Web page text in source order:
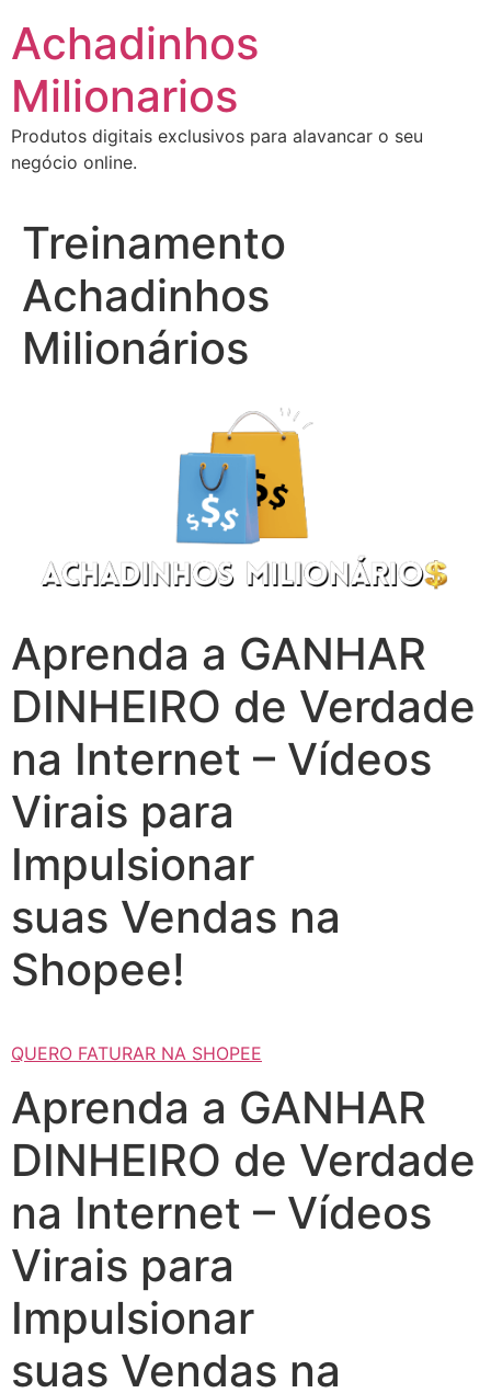
para
conteúdo
Achadinhos
Milionarios
Produtos digitais exclusivos para alavancar o seu
negócio online.
Treinamento
Achadinhos
Milionários
Aprenda a GANHAR
DINHEIRO de Verdade
na Internet – Vídeos
Virais para
Impulsionar
suas Vendas na
Shopee!
QUERO FATURAR NA SHOPEE
Aprenda a GANHAR
DINHEIRO de Verdade
na Internet – Vídeos
Virais para
Impulsionar
suas Vendas na